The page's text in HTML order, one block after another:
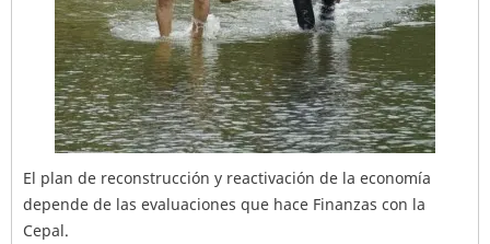
El plan de reconstrucción y reactivación de la economía
depende de las evaluaciones que hace Finanzas con la
Cepal.